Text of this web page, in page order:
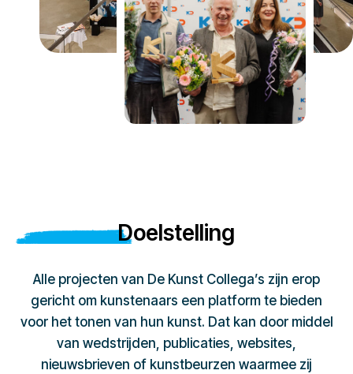
Doelstelling
Alle projecten van De Kunst Collega’s zijn erop
gericht om kunstenaars een platform te bieden
voor het tonen van hun kunst. Dat kan door middel
van wedstrijden, publicaties, websites,
nieuwsbrieven of kunstbeurzen waarmee zij